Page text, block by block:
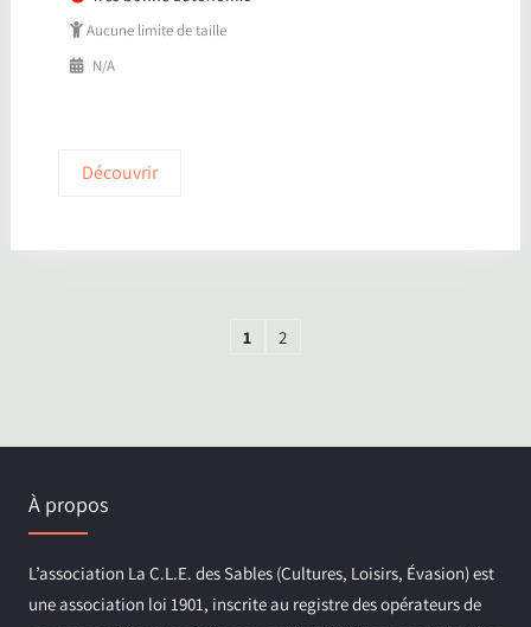
Aucune limite de taille
N/A
Découvrir
1 2
À propos
L’association La C.L.E. des Sables (Cultures, Loisirs, Évasion) est
une association loi 1901, inscrite au registre des opérateurs de